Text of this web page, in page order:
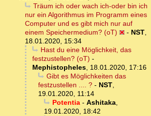
Träum ich oder wach ich-oder bin ich
nur ein Algorithmus im Programm eines
Computer und es gibt mich nur auf
einem Speichermedium? (oT)
- NST,
18.01.2020, 15:34
Hast du eine Möglichkeit, das
festzustellen? (oT) -
Mephistopheles, 18.01.2020, 17:16
Gibt es Möglichkeiten das
festzustellen .... ? - NST,
19.01.2020, 11:14
Potentia- Ashitaka,
19.01.2020, 18:42